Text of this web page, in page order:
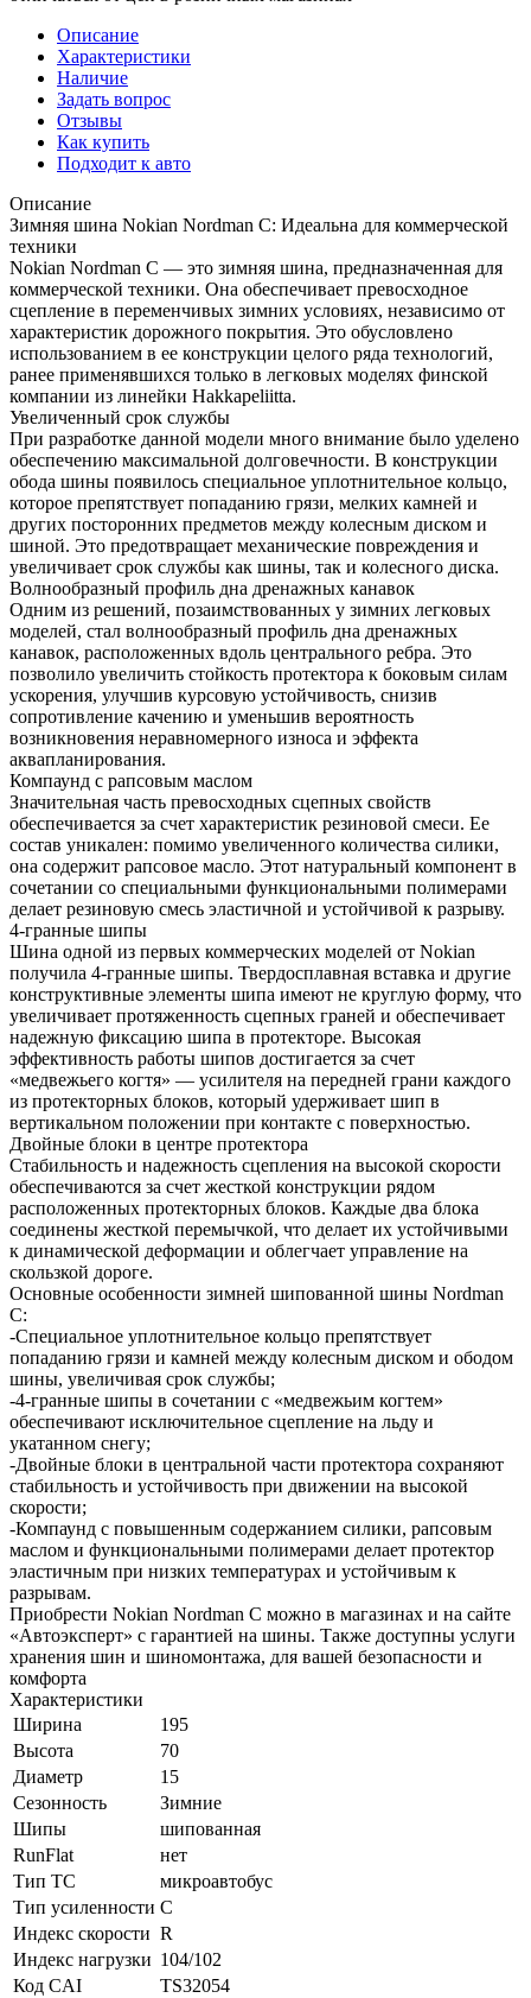
Описание
Характеристики
Наличие
Задать вопрос
Отзывы
Как купить
Подходит к авто
Описание
Зимняя шина Nokian Nordman C: Идеальна для коммерческой
техники
Nokian Nordman C — это зимняя шина, предназначенная для
коммерческой техники. Она обеспечивает превосходное
сцепление в переменчивых зимних условиях, независимо от
характеристик дорожного покрытия. Это обусловлено
использованием в ее конструкции целого ряда технологий,
ранее применявшихся только в легковых моделях финской
компании из линейки Hakkapeliitta.
Увеличенный срок службы
При разработке данной модели много внимание было уделено
обеспечению максимальной долговечности. В конструкции
обода шины появилось специальное уплотнительное кольцо,
которое препятствует попаданию грязи, мелких камней и
других посторонних предметов между колесным диском и
шиной. Это предотвращает механические повреждения и
увеличивает срок службы как шины, так и колесного диска.
Волнообразный профиль дна дренажных канавок
Одним из решений, позаимствованных у зимних легковых
моделей, стал волнообразный профиль дна дренажных
канавок, расположенных вдоль центрального ребра. Это
позволило увеличить стойкость протектора к боковым силам
ускорения, улучшив курсовую устойчивость, снизив
сопротивление качению и уменьшив вероятность
возникновения неравномерного износа и эффекта
аквапланирования.
Компаунд с рапсовым маслом
Значительная часть превосходных сцепных свойств
обеспечивается за счет характеристик резиновой смеси. Ее
состав уникален: помимо увеличенного количества силики,
она содержит рапсовое масло. Этот натуральный компонент в
сочетании со специальными функциональными полимерами
делает резиновую смесь эластичной и устойчивой к разрыву.
4-гранные шипы
Шина одной из первых коммерческих моделей от Nokian
получила 4-гранные шипы. Твердосплавная вставка и другие
конструктивные элементы шипа имеют не круглую форму, что
увеличивает протяженность сцепных граней и обеспечивает
надежную фиксацию шипа в протекторе. Высокая
эффективность работы шипов достигается за счет
«медвежьего когтя» — усилителя на передней грани каждого
из протекторных блоков, который удерживает шип в
вертикальном положении при контакте с поверхностью.
Двойные блоки в центре протектора
Стабильность и надежность сцепления на высокой скорости
обеспечиваются за счет жесткой конструкции рядом
расположенных протекторных блоков. Каждые два блока
соединены жесткой перемычкой, что делает их устойчивыми
к динамической деформации и облегчает управление на
скользкой дороге.
Основные особенности зимней шипованной шины Nordman
C:
-Специальное уплотнительное кольцо препятствует
попаданию грязи и камней между колесным диском и ободом
шины, увеличивая срок службы;
-4-гранные шипы в сочетании с «медвежьим когтем»
обеспечивают исключительное сцепление на льду и
укатанном снегу;
-Двойные блоки в центральной части протектора сохраняют
стабильность и устойчивость при движении на высокой
скорости;
-Компаунд с повышенным содержанием силики, рапсовым
маслом и функциональными полимерами делает протектор
эластичным при низких температурах и устойчивым к
разрывам.
Приобрести Nokian Nordman C можно в магазинах и на сайте
«Автоэксперт» с гарантией на шины. Также доступны услуги
хранения шин и шиномонтажа, для вашей безопасности и
комфорта
Характеристики
Ширина
195
Высота
70
Диаметр
15
Сезонность
Зимние
Шипы
шипованная
RunFlat
нет
Тип ТС
микроавтобус
Тип усиленности C
Индекс скорости R
Индекс нагрузки 104/102
Код CAI
TS32054